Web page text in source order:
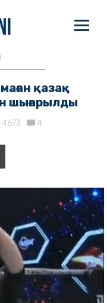
қазақ
шығарылды
4673 4